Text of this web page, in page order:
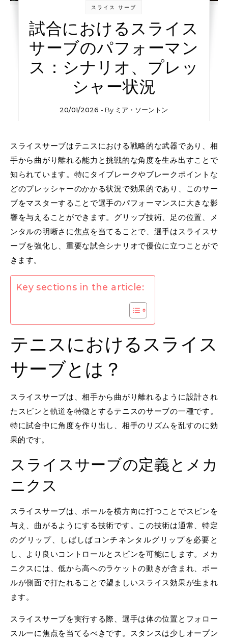
スライス サーブ
試合におけるスライス
サーブのパフォーマン
ス：シナリオ、プレッ
シャー状況
20/01/2026 - By ミア・ソーントン
スライスサーブはテニスにおける戦略的な武器であり、相
手から曲がり離れる能力と挑戦的な角度を生み出すことで
知られています。特にタイブレークやブレークポイントな
どのプレッシャーのかかる状況で効果的であり、このサー
ブをマスターすることで選手のパフォーマンスに大きな影
響を与えることができます。グリップ技術、足の位置、メ
ンタルの明晰さに焦点を当てることで、選手はスライスサ
ーブを強化し、重要な試合シナリオで優位に立つことがで
きます。
Key sections in the article:
テニスにおけるスライス
サーブとは？
スライスサーブは、相手から曲がり離れるように設計され
たスピンと軌道を特徴とするテニスのサーブの一種です。
特に試合中に角度を作り出し、相手のリズムを乱すのに効
果的です。
スライスサーブの定義とメカ
ニクス
スライスサーブは、ボールを横方向に打つことでスピンを
与え、曲がるようにする技術です。この技術は通常、特定
のグリップ、しばしばコンチネンタルグリップを必要と
し、より良いコントロールとスピンを可能にします。メカ
ニクスには、低から高へのラケットの動きが含まれ、ボー
ルが側面で打たれることで望ましいスライス効果が生まれ
ます。
スライスサーブを実行する際、選手は体の位置とフォロー
スルーに焦点を当てるべきです。スタンスは少しオープン